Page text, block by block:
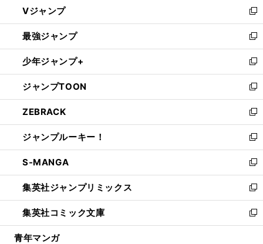
ィ
ン
ド
ウ
で
開
く
い
ウ
ィ
ン
ド
ウ
で
開
く
Vジャンプ
新
し
い
ウ
ィ
ン
ド
ウ
で
開
く
最強ジャンプ
新
し
い
ウ
ィ
ン
ド
ウ
で
開
く
少年ジャンプ+
新
し
い
ウ
ィ
ン
ド
ウ
で
開
く
ジャンプTOON
新
し
い
ウ
ィ
ン
ド
ウ
で
開
く
ZEBRACK
新
し
い
ウ
ィ
ン
ド
ウ
で
開
ジャンプルーキー！
新
し
い
ウ
ィ
ン
ド
ウ
S-MANGA
新
し
い
ウ
ィ
ン
集英社ジャンプリミックス
新
し
い
ウ
集英社コミック文庫
新
し
青年マンガ